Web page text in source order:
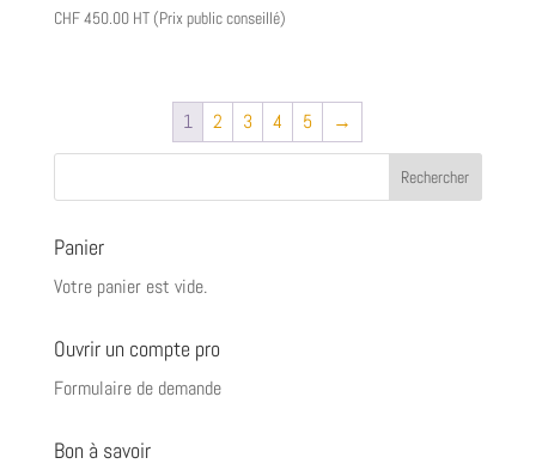
CHF450.00 HT (Prix public conseillé)
1 2 3 4 5 →
Panier
Votre panier est vide.
Ouvrir un compte pro
Formulaire de demande
Bon à savoir